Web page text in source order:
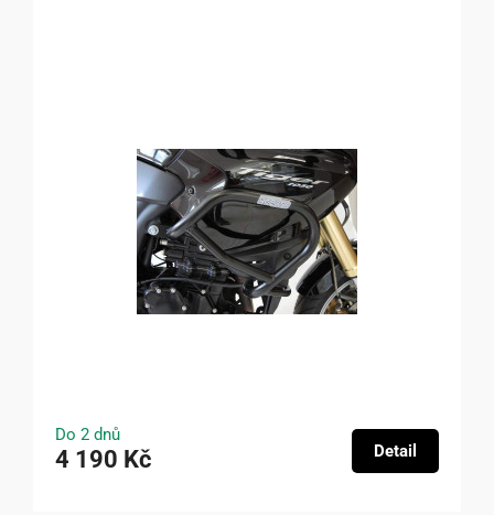
Do 2 dnů
4 190 Kč Detail